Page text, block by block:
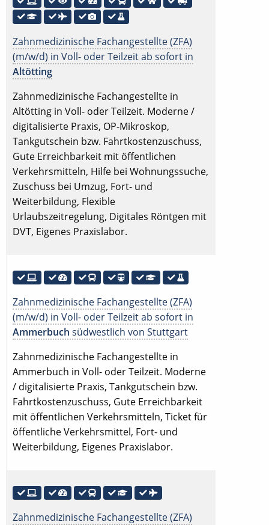
Zahnmedizinische Fachangestellte (ZFA)
(m/w/d) in Voll- oder Teilzeit ab sofort in
Altötting
Zahnmedizinische Fachangestellte in
Altötting in Voll- oder Teilzeit. Moderne /
digitalisierte Praxis, OP-Mikroskop,
Tankgutschein bzw. Fahrtkostenzuschuss,
Gute Erreichbarkeit mit öffentlichen
Verkehrsmitteln, Hilfe bei Wohnungssuche,
Zuschuss bei Umzug, Fort- und
Weiterbildung, Flexible
Urlaubszeitregelung, Digitales Röntgen mit
DVT, Eigenes Praxislabor.
Zahnmedizinische Fachangestellte (ZFA)
(m/w/d) in Voll- oder Teilzeit ab sofort in
Ammerbuch südwestlich von Stuttgart
Zahnmedizinische Fachangestellte in
Ammerbuch in Voll- oder Teilzeit. Moderne
/ digitalisierte Praxis, Tankgutschein bzw.
Fahrtkostenzuschuss, Gute Erreichbarkeit
mit öffentlichen Verkehrsmitteln, Ticket für
öffentliche Verkehrsmittel, Fort- und
Weiterbildung, Eigenes Praxislabor.
Zahnmedizinische Fachangestellte (ZFA)